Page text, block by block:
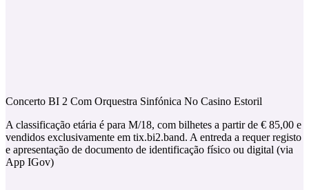
Concerto BI 2 Com Orquestra Sinfónica No Casino Estoril
A classificação etária é para M/18, com bilhetes a partir de € 85,00 e
vendidos exclusivamente em tix.bi2.band. A entreda a requer registo
e apresentação de documento de identificação físico ou digital (via
App IGov)